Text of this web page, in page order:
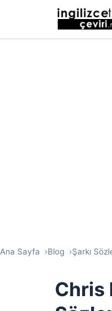
Ana Sayfa Blog Şarkı
Chris